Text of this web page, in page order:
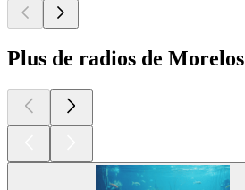
Plus de radios de Morelos